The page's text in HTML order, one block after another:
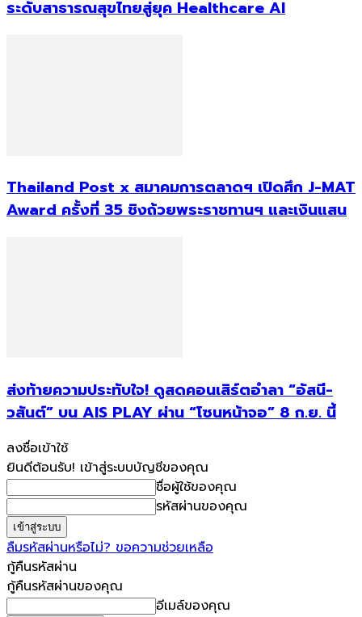
ระดับสาธารณสุขไทยสู่ยุค Healthcare AI
Thailand Post x สมาคมการตลาดฯ เปิดศึก J-MAT
Award ครั้งที่ 35 ชิงถ้วยพระราชทานฯ และเงินแสน
ส่งท้ายความประทับใจ! ดูสดคอนเสิร์ตอำลา “อัสนี-
วสันต์” บน AIS PLAY ผ่าน “โซนหน้าจอ” 8 ก.ย. นี้
ลงชื่อเข้าใช้
ยินดีต้อนรับ! เข้าสู่ระบบบัญชีของคุณ
ชื่อผู้ใช้ของคุณ
รหัสผ่านของคุณ
ลืมรหัสผ่านหรือไม่? ขอความช่วยเหลือ
กู้คืนรหัสผ่าน
กู้คืนรหัสผ่านของคุณ
อีเมล์ของคุณ